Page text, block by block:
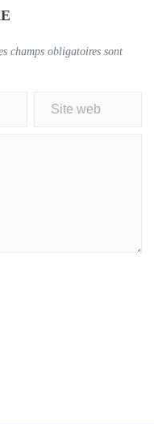
champs obligatoires sont